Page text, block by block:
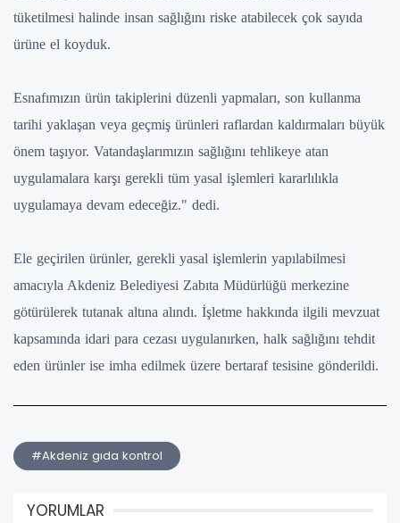
tüketilmesi halinde insan sağlığını riske atabilecek çok sayıda
ürüne el koyduk.
Esnafımızın ürün takiplerini düzenli yapmaları, son kullanma
tarihi yaklaşan veya geçmiş ürünleri raflardan kaldırmaları büyük
önem taşıyor. Vatandaşlarımızın sağlığını tehlikeye atan
uygulamalara karşı gerekli tüm yasal işlemleri kararlılıkla
uygulamaya devam edeceğiz." dedi.
Ele geçirilen ürünler, gerekli yasal işlemlerin yapılabilmesi
amacıyla Akdeniz Belediyesi Zabıta Müdürlüğü merkezine
götürülerek tutanak altına alındı. İşletme hakkında ilgili mevzuat
kapsamında idari para cezası uygulanırken, halk sağlığını tehdit
eden ürünler ise imha edilmek üzere bertaraf tesisine gönderildi.
#Akdeniz gıda kontrol
YORUMLAR